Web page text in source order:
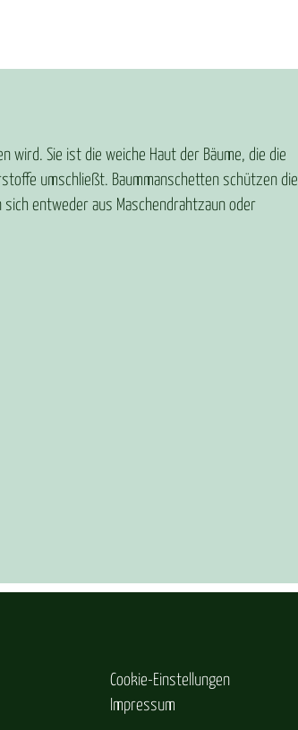
wird. Sie ist die weiche Haut der Bäume, die die
umschließt. Baummanschetten schützen die
sich entweder aus Maschendrahtzaun oder
Cookie-Einstellungen
Impressum